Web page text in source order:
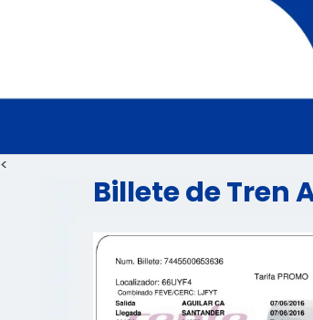
<
Billete de Tren